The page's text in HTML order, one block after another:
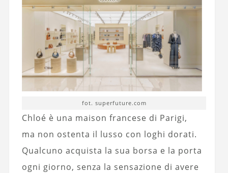
fot. superfuture.com
Chloé è una maison francese di Parigi,
ma non ostenta il lusso con loghi dorati.
Qualcuno acquista la sua borsa e la porta
ogni giorno, senza la sensazione di avere